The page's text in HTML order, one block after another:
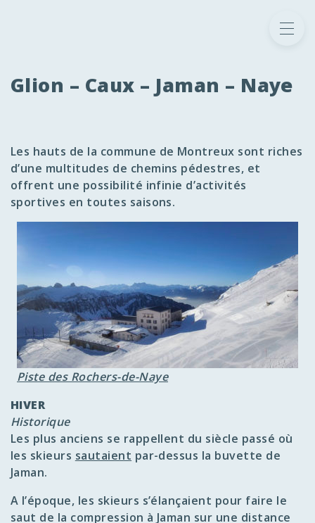
Glion – Caux – Jaman – Naye
Les hauts de la commune de Montreux sont riches
d’une multitudes de chemins pédestres, et
offrent une possibilité infinie d’activités
sportives en toutes saisons.
Piste des Rochers-de-Naye
HIVER
Historique
Les plus anciens se rappellent du siècle passé où
les skieurs sautaient par-dessus la buvette de
Jaman.
A l’époque, les skieurs s’élançaient pour faire le
saut de la compression à Jaman sur une distance